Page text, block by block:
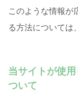
このような情報が
る方法については、
当サイトが使
ついて